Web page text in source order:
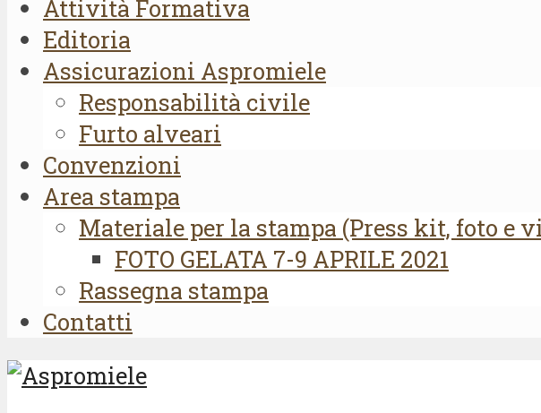
Attività Formativa
Editoria
Assicurazioni Aspromiele
Responsabilità civile
Furto alveari
Convenzioni
Area stampa
Materiale per la stampa (Press kit, foto e
FOTO GELATA 7-9 APRILE 2021
Rassegna stampa
Contatti